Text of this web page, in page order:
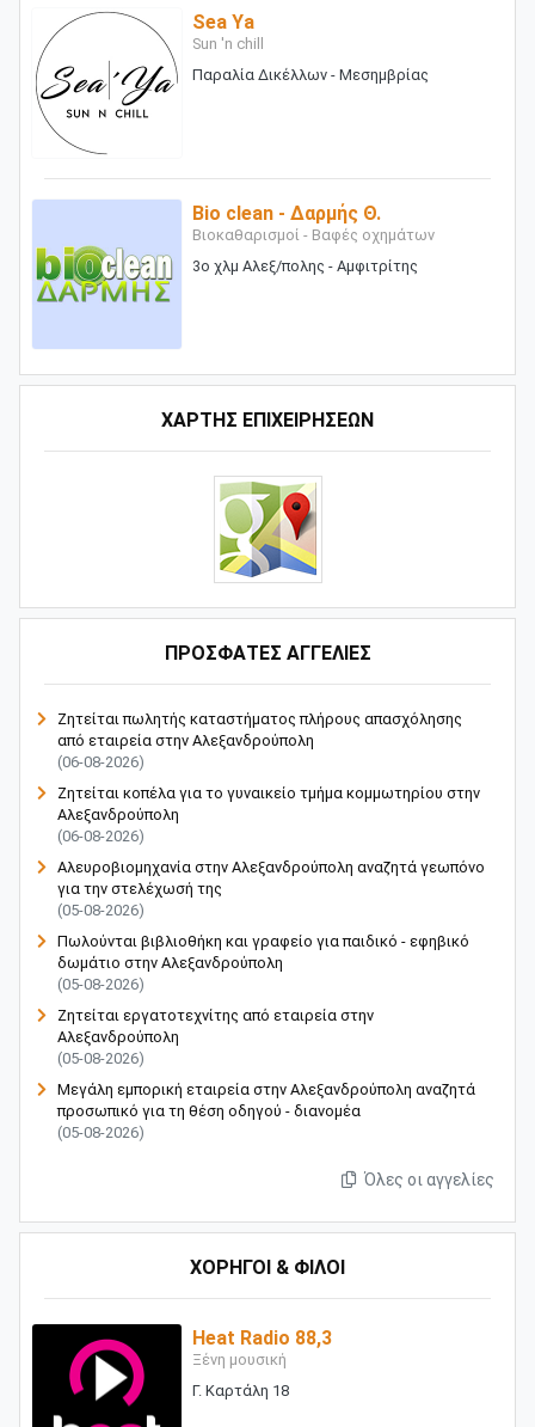
Sea Ya
Sun 'n chill
Παραλία Δικέλλων - Μεσημβρίας
Bio clean - Δαρμής Θ.
Βιοκαθαρισμοί - Βαφές οχημάτων
3ο χλμ Αλεξ/πολης - Αμφιτρίτης
ΧΑΡΤΗΣ ΕΠΙΧΕΙΡΗΣΕΩΝ
ΠΡΟΣΦΑΤΕΣ ΑΓΓΕΛΙΕΣ
Ζητείται πωλητής καταστήματος πλήρους απασχόλησης
από εταιρεία στην Αλεξανδρούπολη
(06-08-2026)
Ζητείται κοπέλα για το γυναικείο τμήμα κομμωτηρίου στην
Αλεξανδρούπολη
(06-08-2026)
Αλευροβιομηχανία στην Αλεξανδρούπολη αναζητά γεωπόνο
για την στελέχωσή της
(05-08-2026)
Πωλούνται βιβλιοθήκη και γραφείο για παιδικό - εφηβικό
δωμάτιο στην Αλεξανδρούπολη
(05-08-2026)
Ζητείται εργατοτεχνίτης από εταιρεία στην
Αλεξανδρούπολη
(05-08-2026)
Μεγάλη εμπορική εταιρεία στην Αλεξανδρούπολη αναζητά
προσωπικό για τη θέση οδηγού - διανομέα
(05-08-2026)
Όλες οι αγγελίες
ΧΟΡΗΓΟΙ & ΦΙΛΟΙ
Heat Radio 88,3
Ξένη μουσική
Γ. Καρτάλη 18